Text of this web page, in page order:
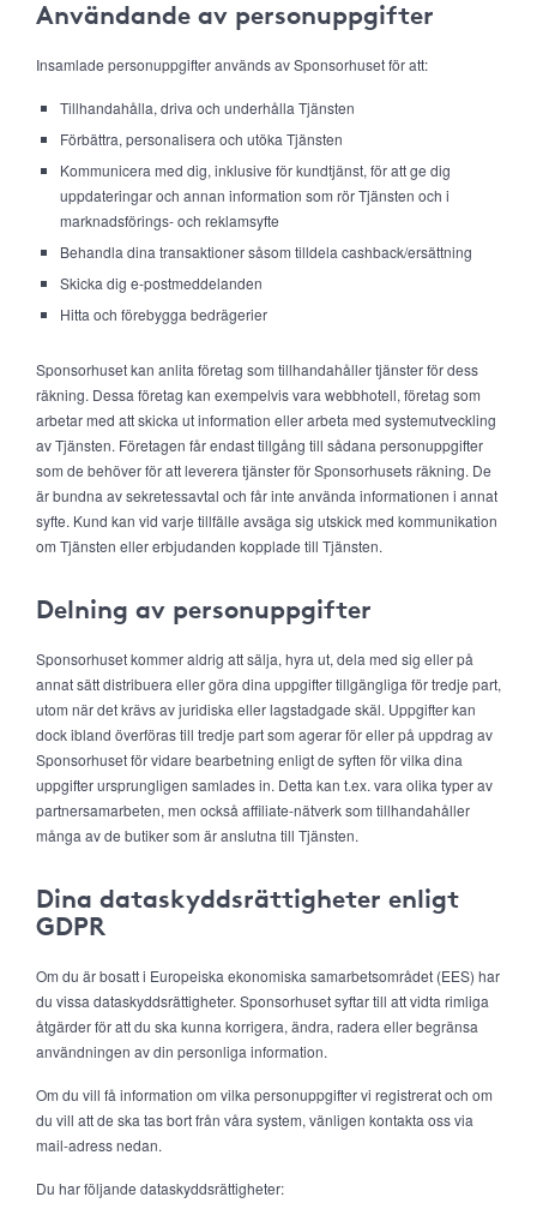
Användande av personuppgifter
Insamlade personuppgifter används av Sponsorhuset för att:
Tillhandahålla, driva och underhålla Tjänsten
Förbättra, personalisera och utöka Tjänsten
Kommunicera med dig, inklusive för kundtjänst, för att ge dig
uppdateringar och annan information som rör Tjänsten och i
marknadsförings- och reklamsyfte
Behandla dina transaktioner såsom tilldela cashback/ersättning
Skicka dig e-postmeddelanden
Hitta och förebygga bedrägerier
Sponsorhuset kan anlita företag som tillhandahåller tjänster för dess
räkning. Dessa företag kan exempelvis vara webbhotell, företag som
arbetar med att skicka ut information eller arbeta med systemutveckling
av Tjänsten. Företagen får endast tillgång till sådana personuppgifter
som de behöver för att leverera tjänster för Sponsorhusets räkning. De
är bundna av sekretessavtal och får inte använda informationen i annat
syfte. Kund kan vid varje tillfälle avsäga sig utskick med kommunikation
om Tjänsten eller erbjudanden kopplade till Tjänsten.
Delning av personuppgifter
Sponsorhuset kommer aldrig att sälja, hyra ut, dela med sig eller på
annat sätt distribuera eller göra dina uppgifter tillgängliga för tredje part,
utom när det krävs av juridiska eller lagstadgade skäl. Uppgifter kan
dock ibland överföras till tredje part som agerar för eller på uppdrag av
Sponsorhuset för vidare bearbetning enligt de syften för vilka dina
uppgifter ursprungligen samlades in. Detta kan t.ex. vara olika typer av
partnersamarbeten, men också affiliate-nätverk som tillhandahåller
många av de butiker som är anslutna till Tjänsten.
Dina dataskyddsrättigheter enligt
GDPR
Om du är bosatt i Europeiska ekonomiska samarbetsområdet (EES) har
du vissa dataskyddsrättigheter. Sponsorhuset syftar till att vidta rimliga
åtgärder för att du ska kunna korrigera, ändra, radera eller begränsa
användningen av din personliga information.
Om du vill få information om vilka personuppgifter vi registrerat och om
du vill att de ska tas bort från våra system, vänligen kontakta oss via
mail-adress nedan.
Du har följande dataskyddsrättigheter: